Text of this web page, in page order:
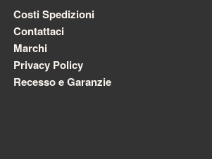
Costi Spedizioni
Contattaci
Marchi
Privacy Policy
Recesso e Garanzie